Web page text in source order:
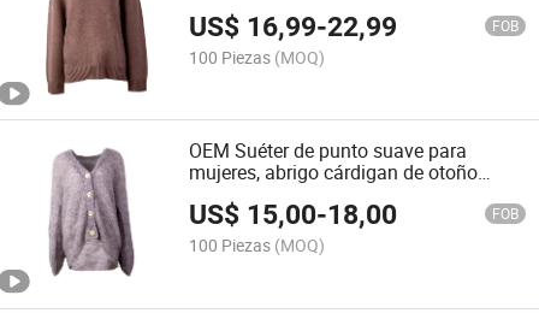
US$ 16,99-22,99 FOB
100 Piezas (MOQ)
OEM Suéter de punto suave para
mujeres, abrigo cárdigan de otoño
personalizado
US$ 15,00-18,00 FOB
100 Piezas (MOQ)